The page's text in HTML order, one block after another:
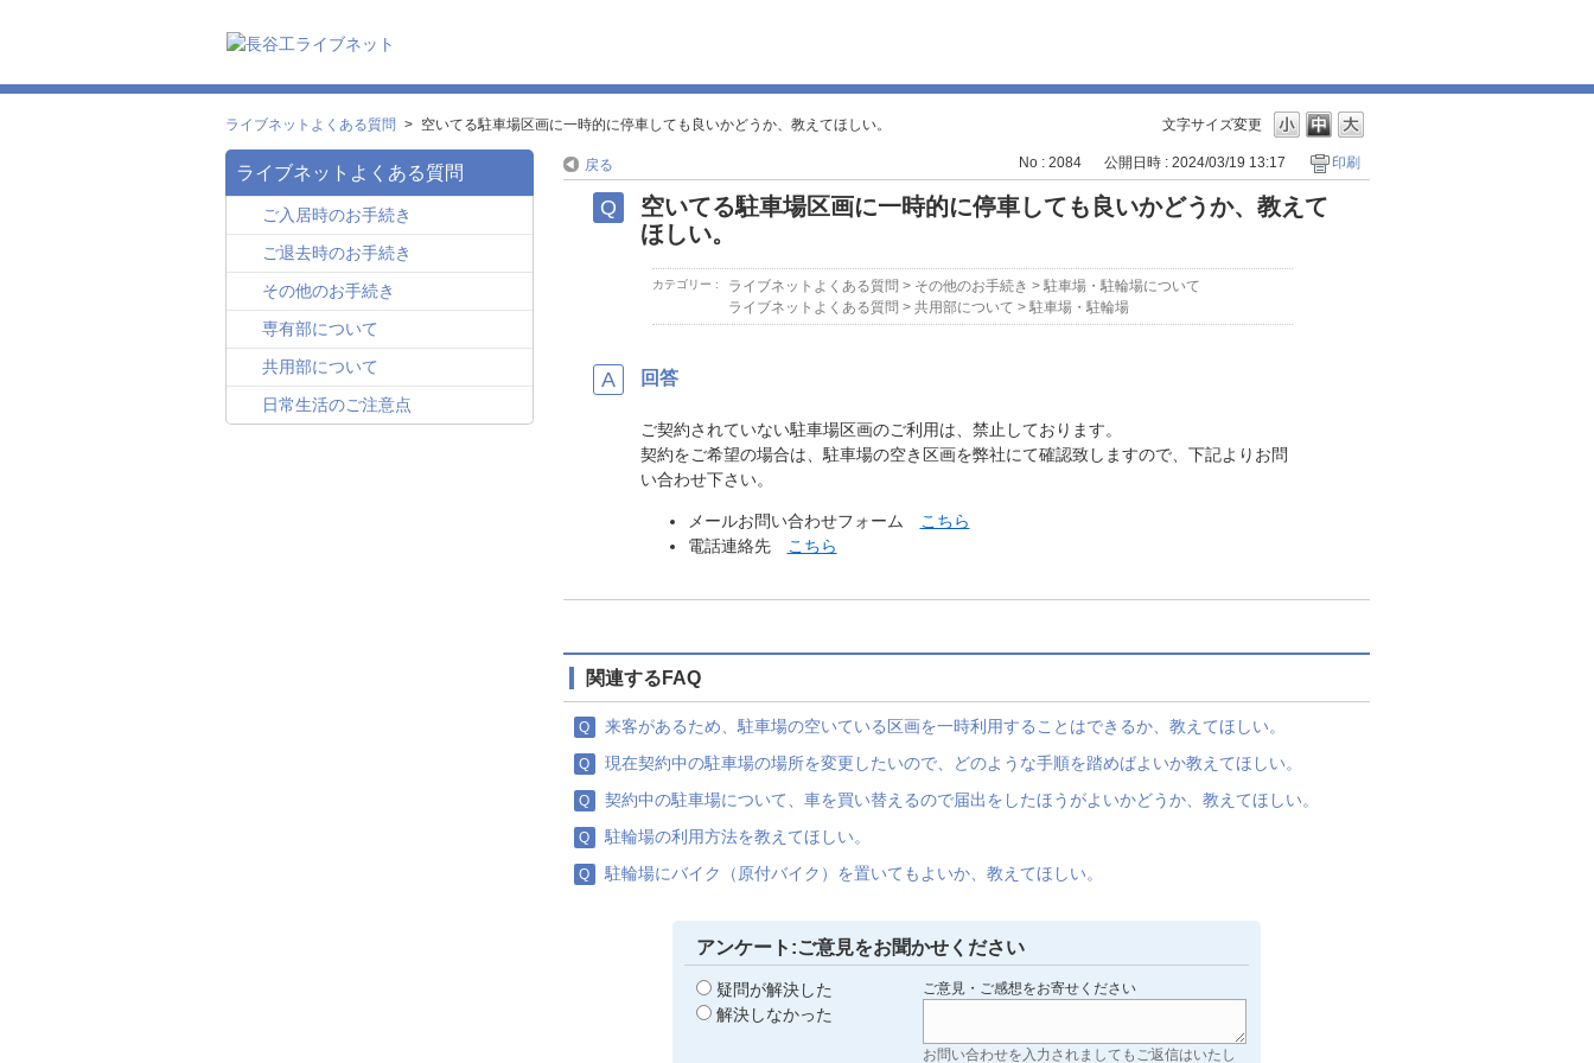
文字サイズ変更
ライブネットよくある質問 > 空いてる駐車場区画に一時的に停車しても良いかどうか、教えてほしい。
ライブネットよくある質問
ご入居時のお手続き
ご退去時のお手続き
その他のお手続き
専有部について
共用部について
日常生活のご注意点
戻る No : 2084 公開日時 : 2024/03/19 13:17 印刷
空いてる駐車場区画に一時的に停車しても良いかどうか、教えて
ほしい。
カテゴリー : ライブネットよくある質問 > その他のお手続き > 駐車場・駐輪場について
ライブネットよくある質問 > 共用部について > 駐車場・駐輪場
回答
ご契約されていない駐車場区画のご利用は、禁止しております。
契約をご希望の場合は、駐車場の空き区画を弊社にて確認致しますので、下記よりお問
い合わせ下さい。
メールお問い合わせフォーム
こちら
電話連絡先
こちら
関連するFAQ
来客があるため、駐車場の空いている区画を一時利用することはできるか、教えてほしい。
現在契約中の駐車場の場所を変更したいので、どのような手順を踏めばよいか教えてほしい。
契約中の駐車場について、車を買い替えるので届出をしたほうがよいかどうか、教えてほしい。
駐輪場の利用方法を教えてほしい。
駐輪場にバイク（原付バイク）を置いてもよいか、教えてほしい。
アンケート:ご意見をお聞かせください
疑問が解決した
解決しなかった
ご意見・ご感想をお寄せください
お問い合わせを入力されましてもご返信はいたし